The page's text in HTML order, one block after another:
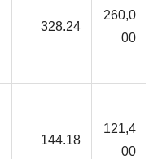
328.24
260,0
00
144.18
121,4
00